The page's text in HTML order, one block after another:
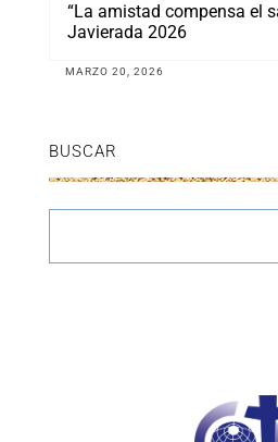
“La amistad compensa el
Javierada 2026
MARZO 20, 2026
BUSCAR